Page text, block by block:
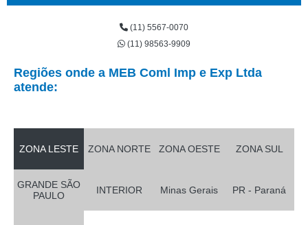
(11) 5567-0070
(11) 98563-9909
Regiões onde a MEB Coml Imp e Exp Ltda
atende:
ZONA LESTE ZONA NORTE ZONA OESTE ZONA SUL
GRANDE SÃO
PAULO
INTERIOR Minas Gerais PR - Paraná